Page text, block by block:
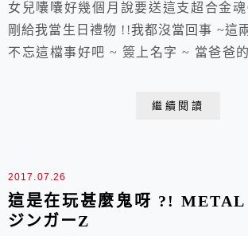
女兒囔囔好幾個月說要送這支超合金
剛給我當生日禮物 !!我都沒當回事 ~這
不忘這檔事好吧 ~ 簽上名字 ~ 當爸爸
繼續閱讀
2017.07.26
這是在玩甚麼鬼呀 ?!
ジンガーZ